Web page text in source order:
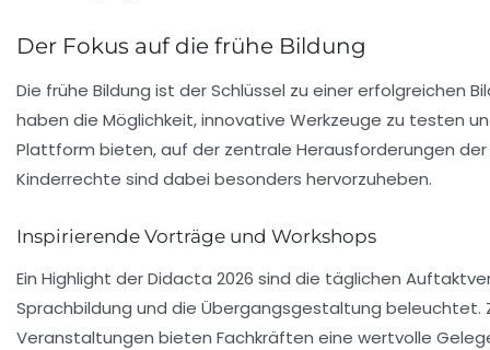
Der Fokus auf die frühe Bildung
Die frühe Bildung ist der Schlüssel zu einer erfolgreichen
haben die Möglichkeit, innovative Werkzeuge zu testen
Plattform bieten, auf der zentrale Herausforderungen
Kinderrechte sind dabei besonders hervorzuheben.
Inspirierende Vorträge und Workshops
Ein Highlight derDidacta 2026 sind die täglichen
Sprachbildung und die Übergangsgestaltung beleuchtet.
Veranstaltungen bieten Fachkräften eine wertvolle